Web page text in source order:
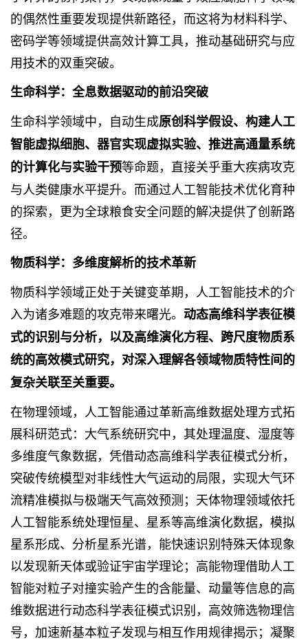
的偶然性重要发现提供新路径，而这将为材料科学、
密码学等领域提供高效计算工具，推动基础研究与应
用技术的双重突破。
生命科学：全息数据驱动的前沿突破
生命科学领域中，自动生成原创科学假设、构建人工
智能虚拟细胞、器官实现虚拟实验、推进高通量系统
的计算化与实验干预等命题，直接关乎重大疾病攻克
与人类健康水平提升。而通过人工智能技术优化育种
的探索，更为全球粮食安全问题的解决提供了创新路
径。
物质科学：多维度解析的技术革新
物质科学领域正处于关键变革期，人工智能技术的介
入为诸多难题的攻克带来曙光。 动态高维科学表征模
式的识别与分析，以及高维演化方程、跨尺度物质系
统的高效模式研究，对深入理解各领域物质特性间的
复杂关联至关重要。
在物理领域，人工智能通过革新高维数据处理方式拓
展科研范式：大气系统研究中，其处理温度、湿度等
多维度气象数据，凭借动态高维科学表征模式分析，
突破传统模型对非线性大气运动的局限，实现大气环
流精准模拟与极端天气高效预测；天体物理领域依托
人工智能系统处理恒星、星系等高维演化数据，模拟
星系形成、分析星系光谱，能快速识别特殊天体现象
以发现新天体或验证宇宙学理论；高能物理借助人工
智能对粒子对撞实验产生的含能量、动量等信息的高
维数据进行动态科学表征模式识别，高效筛选物理信
号，加速新基本粒子发现与相互作用规律揭示；凝聚